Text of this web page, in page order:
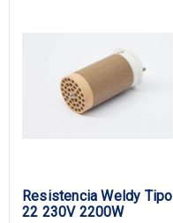
Marca
Resistencia Weldy Tipo
22 230V 2200W